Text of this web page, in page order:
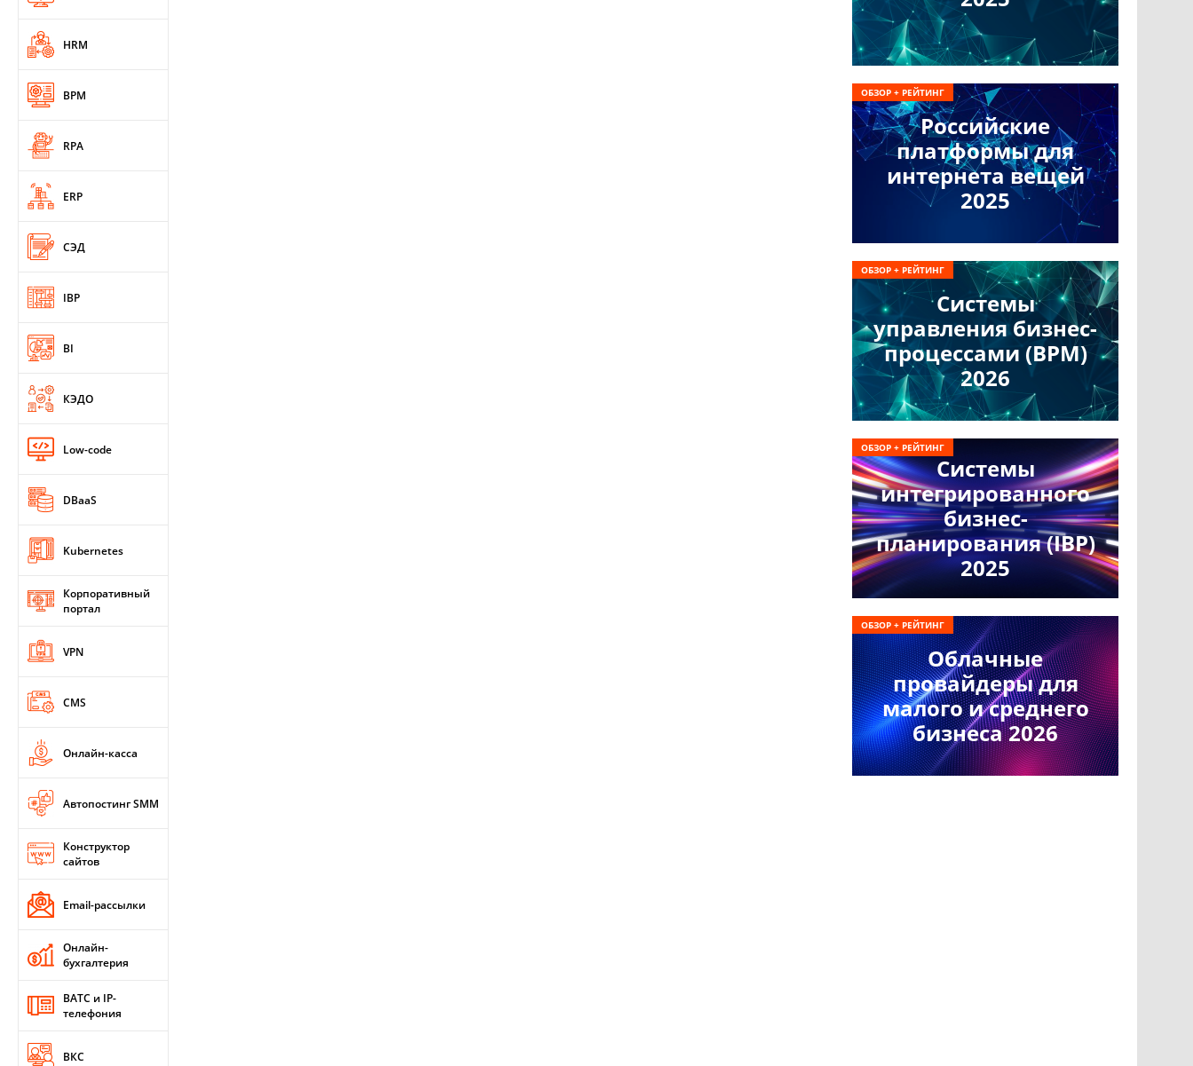
HRM
BPM
RPA
ERP
СЭД
IBP
BI
КЭДО
Low-code
DBaaS
Kubernetes
Корпоративный
портал
VPN
CMS
Онлайн-касса
Автопостинг SMM
Конструктор
сайтов
Email-рассылки
Онлайн-
бухгалтерия
ВАТС и IP-
телефония
ВКС
Российские
платформы для
интернета вещей
2025
ОБЗОР + РЕЙТИНГ
Системы
управления бизнес-
процессами (BPM)
2026
ОБЗОР + РЕЙТИНГ
Системы
интегрированного
бизнес-
планирования (IBP)
2025
ОБЗОР + РЕЙТИНГ
Облачные
провайдеры для
малого и среднего
бизнеса 2026
ОБЗОР + РЕЙТИНГ